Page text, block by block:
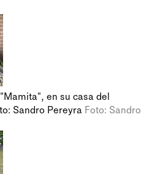
en su casa del
Sandro Pereyra Foto: Sandro